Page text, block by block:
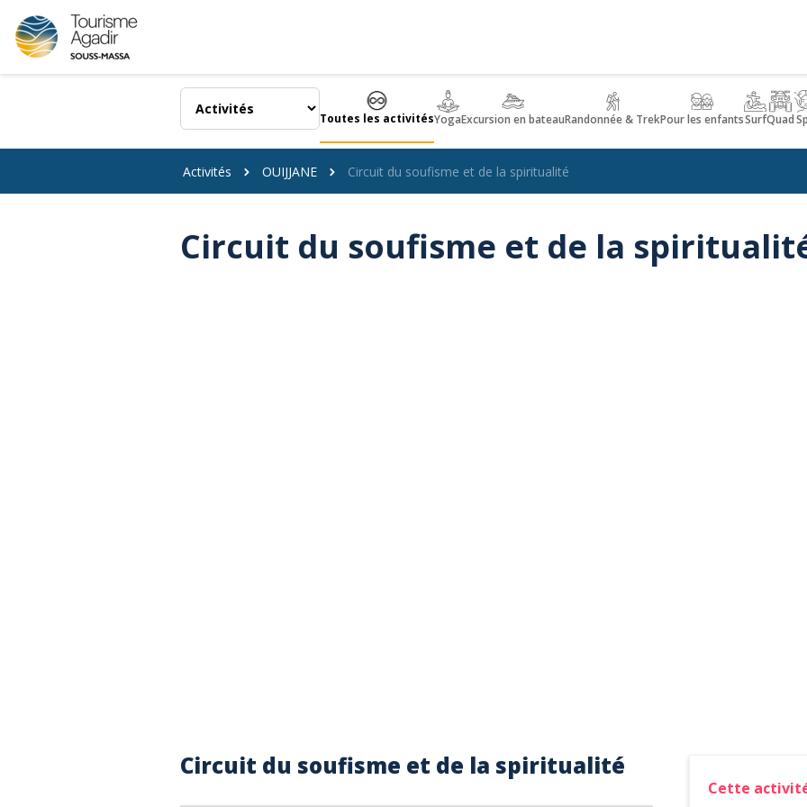
Panneau de gestion des cookies
Toutes les activitésYogaExcursion en bateauRandonnée & TrekPour les enfantsSurfQuad
Activités OUIJJANE Circuit du soufisme et de la spiritualité
Circuit du soufisme et de la
Circuit du soufisme et de la spiritualité
Cette